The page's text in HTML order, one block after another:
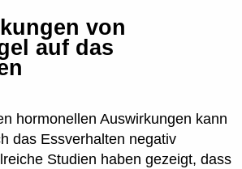
von
auf das
hormonellen Auswirkungen kann
das Essverhalten negativ
Studien haben gezeigt, dass